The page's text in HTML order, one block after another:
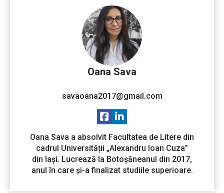
Oana Sava
savaoana2017@gmail.com
Oana Sava a absolvit Facultatea de Litere din
cadrul Universității „Alexandru Ioan Cuza”
din Iași. Lucrează la Botoșăneanul din 2017,
anul în care și-a finalizat studiile superioare.